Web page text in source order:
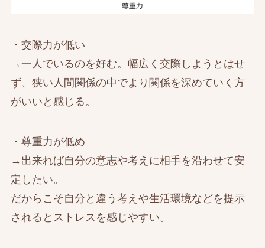
・交際力が低い
→一人でいるのを好む。幅広く交際しようとはせ
ず、狭い人間関係の中でより関係を深めていく方
がいいと感じる。
・尊重力が低め
→出来れば自分の意志や考えに相手を沿わせて安
定したい。
だからこそ自分と違う考えや生活環境などを提示
されるとストレスを感じやすい。